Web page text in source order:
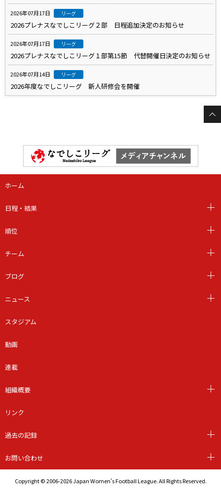
2026年07月17日 リーグ
2026プレナスなでしこリーグ２部 日程追加決定のお知らせ
2026年07月17日 リーグ
2026プレナスなでしこリーグ１部第15節 代替開催日決定のお知らせ
2026年07月14日 リーグ
2026年度なでしこリーグ 新人研修会を開催
ホーム
日程・結果
順位
チーム
ブログ
ニュース
スタジアム
動画
連載
組織概要
リンク
過去の記録
お問い合わせ
Copyright © 2006-2026 Japan Women's Football League. All Rights Reserved.